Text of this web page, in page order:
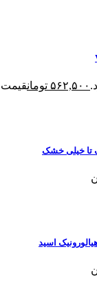
۵۶۲,۵۰۰ تومانقیمت